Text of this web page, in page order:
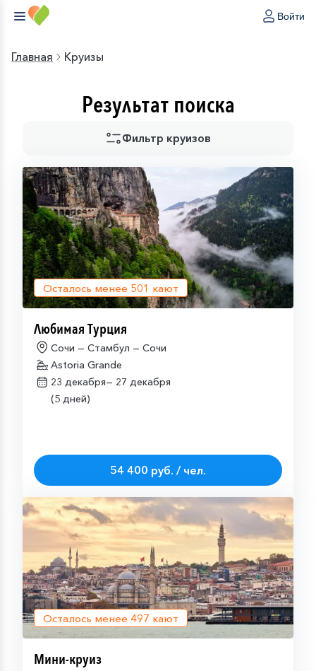
Войти
Главная Круизы
Результат поиска
Фильтр круизов
Осталось менее 501 кают
Любимая Турция
Сочи — Стамбул — Сочи
Astoria Grande
23 декабря— 27 декабря
(5 дней)
54 400 руб. / чел.
Осталось менее 497 кают
Мини-круиз